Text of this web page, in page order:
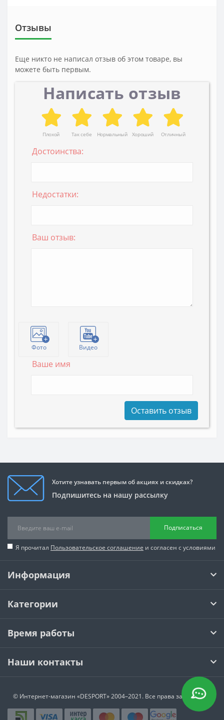
Отзывы
Еще никто не написал отзыв об этом товаре, вы
можете быть первым.
Написать отзыв
Плохой Так себе Нормальный Хороший Отличный
Достоинства:
Недостатки:
Ваш отзыв:
Фото Видео
Ваше имя
Оставить отзыв
Хотите узнавать первым об акциях и скидках?
Подпишитесь на нашу рассылку
Подписаться
Я прочитал Пользовательское соглашение и согласен с условиями
Информация
Категории
Время работы
Наши контакты
© Интернет-магазин «DESPORT»2004–2021. Все права защищены.